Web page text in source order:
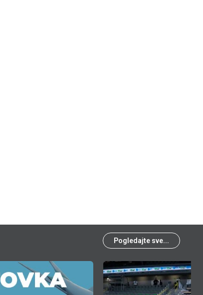
Pogledajte sve...